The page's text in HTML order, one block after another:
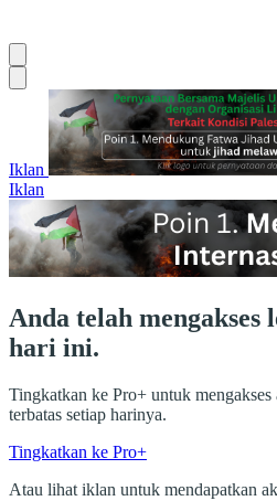
Iklan
Iklan
Anda telah mengakses
hari ini.
Tingkatkan ke Pro+ untuk mengakses
terbatas setiap harinya.
Tingkatkan ke Pro+
Atau lihat iklan untuk mendapatkan